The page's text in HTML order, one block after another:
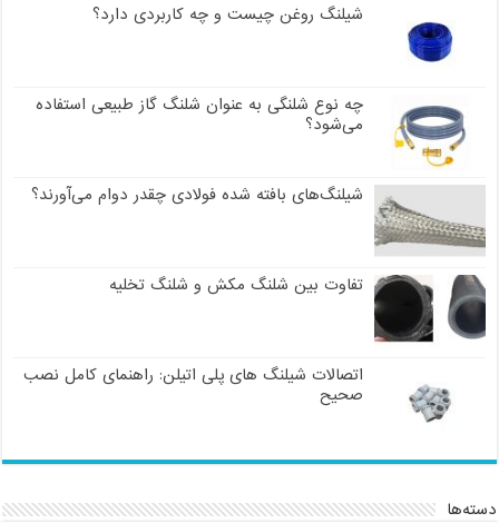
شیلنگ روغن چیست و چه کاربردی دارد؟
چه نوع شلنگی به عنوان شلنگ گاز طبیعی استفاده
می‌شود؟
شیلنگ‌های بافته شده فولادی چقدر دوام می‌آورند؟
تفاوت بین شلنگ مکش و شلنگ تخلیه
اتصالات شیلنگ های پلی اتیلن: راهنمای کامل نصب
صحیح
دسته‌ها